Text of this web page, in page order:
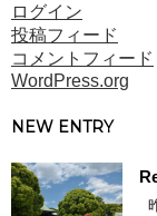
ログイン
投稿フィード
コメントフィード
WordPress.org
NEW ENTRY